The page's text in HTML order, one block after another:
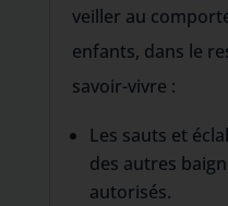
veiller au
enfants, dans le
savoir-vivre :
Les sauts et
des autres
autorisés.